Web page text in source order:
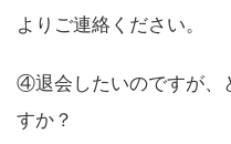
よりご連絡ください。
④退会したいのですが、
すか？